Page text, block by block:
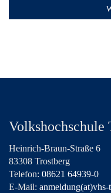
Volkshochschule
Heinrich-Braun-Straße 6
83308 Trostberg
Telefon: 08621 64939-0
E-Mail: anmeldung(at)vhs-